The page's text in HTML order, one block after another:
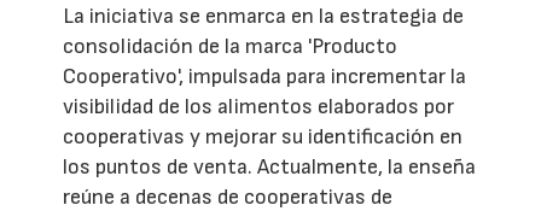
La iniciativa se enmarca en la estrategia de
consolidación de la marca 'Producto
Cooperativo', impulsada para incrementar la
visibilidad de los alimentos elaborados por
cooperativas y mejorar su identificación en
los puntos de venta. Actualmente, la enseña
reúne a decenas de cooperativas de